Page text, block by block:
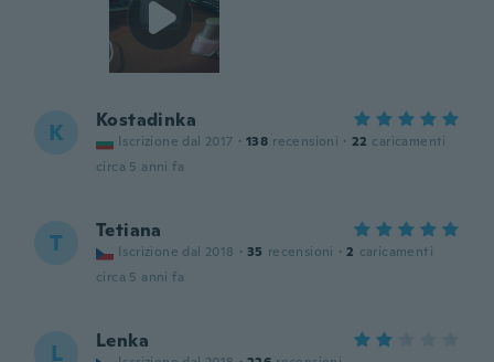
K Kostadinka
Iscrizione dal 2017 · 138 recensioni · 22 caricamenti
circa 5 anni fa
T Tetiana
Iscrizione dal 2018 · 35 recensioni · 2 caricamenti
circa 5 anni fa
L Lenka